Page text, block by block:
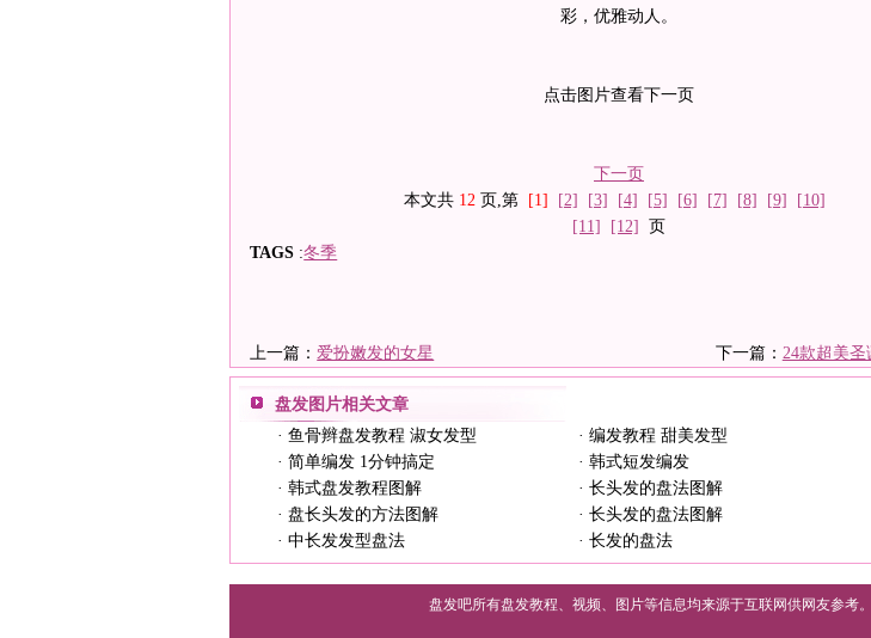
彩，优雅动人。
点击图片查看下一页
下一页
本文共12 页,第 [1] [2] [3] [4] [5] [6] [7] [8] [9]
[10]
[11]
[12]
页
TAGS :冬季
上一篇：爱扮嫩发的女星 下一篇： 24款超美
盘发图片相关文章
· 鱼骨辫盘发教程 淑女发型 · 编发教程 甜美发型
· 简单编发 1分钟搞定 · 韩式短发编发
· 韩式盘发教程图解 · 长头发的盘法图解
· 盘长头发的方法图解 · 长头发的盘法图解
· 中长发发型盘法 · 长发的盘法
盘发吧所有盘发教程、视频、图片等信息均来源于互联网供网友参考